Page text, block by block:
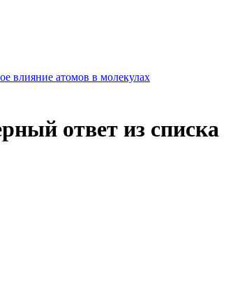
влияние атомов в молекулах
ответ из списка